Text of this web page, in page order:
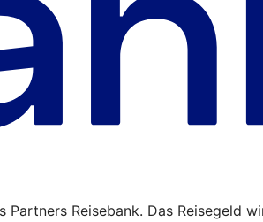
Reisebank. Das Reisegeld